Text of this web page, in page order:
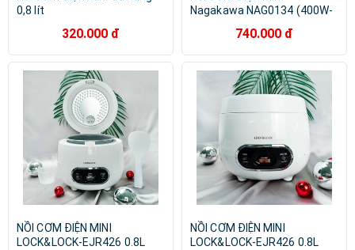
0,8 lít
320.000 đ
Nagakawa NAG0134 (400W-
740.000 đ
NỒI CƠM ĐIỆN MINI
LOCK&LOCK-EJR426 0.8L
NỒI CƠM ĐIỆN MINI
LOCK&LOCK-EJR426 0.8L